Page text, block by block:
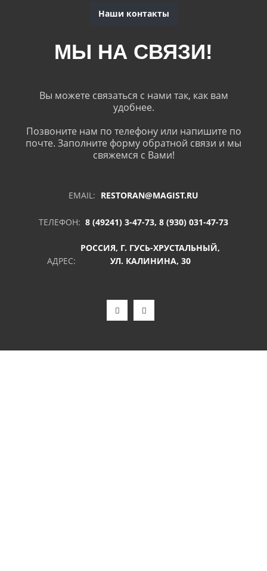
Наши контакты
МЫ НА СВЯЗИ!
Вы можете связаться с нами так, как вам
удобнее.
Позвоните нам по телефону или напишите по
почте. Заполните форму обратной связи и мы
свяжемся с Вами!
EMAIL: RESTORAN@MAGIST.RU
ТЕЛЕФОН: 8 (49241) 3-47-73, 8 (930) 031-47-73
АДРЕС:
РОССИЯ, Г. ГУСЬ-ХРУСТАЛЬНЫЙ,
УЛ. КАЛИНИНА, 30